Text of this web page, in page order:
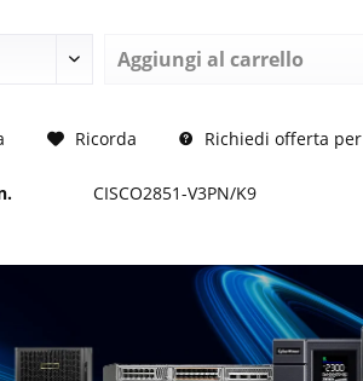
Aggiungi al carrello
RICHIESTO
Ricorda Richiedi offerta
CISCO2851-V3PN/K9